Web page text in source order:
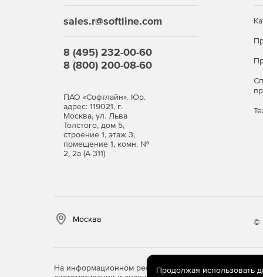
sales.r@softline.com
8 (495) 232-00-60
8 (800) 200-08-60
ПАО «Софтлайн». Юр.
адрес: 119021, г.
Москва, ул. Льва
Толстого, дом 5,
строение 1, этаж 3,
помещение 1, комн. №
2, 2а (А-311)
Москва ©
На информационном ресурсе store.softline.ru
Продолжая использовать